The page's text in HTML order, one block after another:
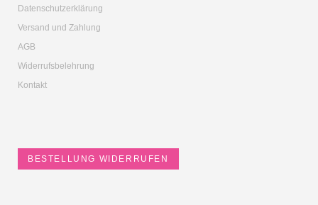
Datenschutzerklärung
Versand und Zahlung
AGB
Widerrufsbelehrung
Kontakt
BESTELLUNG WIDERRUFEN